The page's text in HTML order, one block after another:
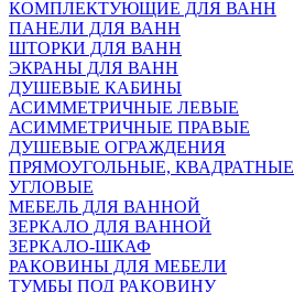
КОМПЛЕКТУЮЩИЕ ДЛЯ ВАНН
ПАНЕЛИ ДЛЯ ВАНН
ШТОРКИ ДЛЯ ВАНН
ЭКРАНЫ ДЛЯ ВАНН
ДУШЕВЫЕ КАБИНЫ
АСИММЕТРИЧНЫЕ ЛЕВЫЕ
АСИММЕТРИЧНЫЕ ПРАВЫЕ
ДУШЕВЫЕ ОГРАЖДЕНИЯ
ПРЯМОУГОЛЬНЫЕ, КВАДРАТНЫЕ
УГЛОВЫЕ
МЕБЕЛЬ ДЛЯ ВАННОЙ
ЗЕРКАЛО ДЛЯ ВАННОЙ
ЗЕРКАЛО-ШКАФ
РАКОВИНЫ ДЛЯ МЕБЕЛИ
ТУМБЫ ПОД РАКОВИНУ